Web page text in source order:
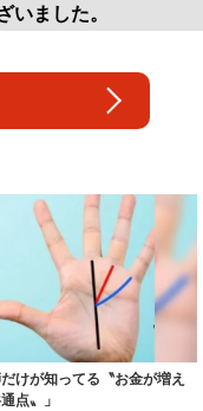
いました。
だけが知ってる〝お金が増え
点〟」